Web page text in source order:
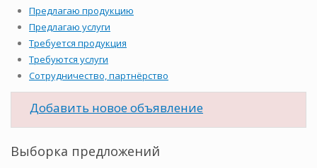
Предлагаю продукцию
Предлагаю услуги
Требуется продукция
Требуются услуги
Сотрудничество, партнёрство
Добавить новое объявление
Выборка предложений